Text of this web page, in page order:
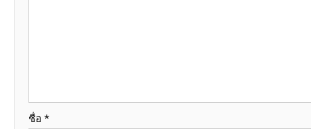
ชื่อ *